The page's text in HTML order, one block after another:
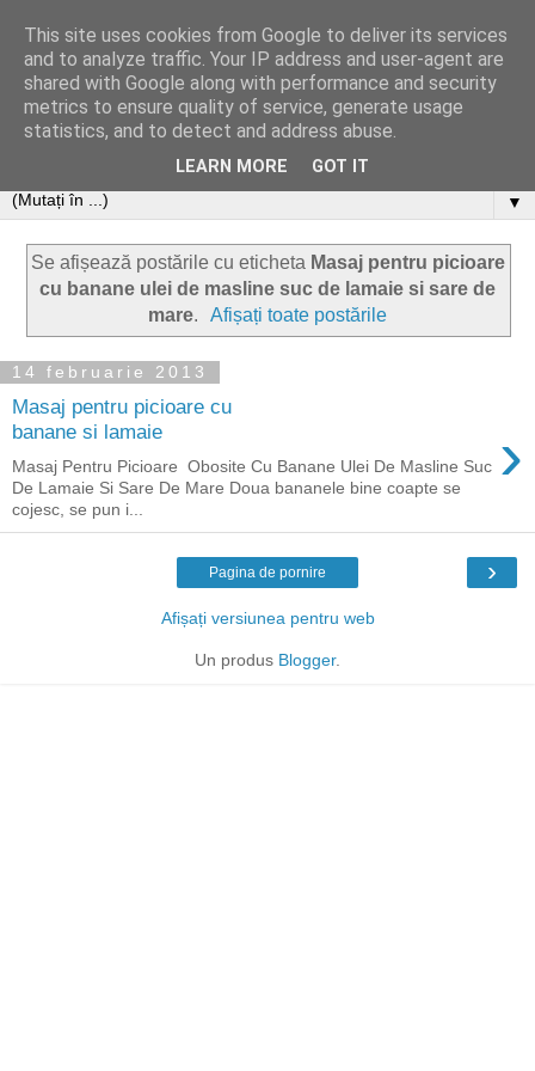
▼
Se afișează postările cu eticheta Masaj pentru picioare
cu banane ulei de masline suc de lamaie si sare de
mare. Afișați toate postările
14 februarie 2013
Masaj pentru picioare cu
banane si lamaie
›
Masaj Pentru Picioare Obosite Cu Banane Ulei De Masline Suc
De Lamaie Si Sare De Mare Doua bananele bine coapte se
cojesc, se pun i...
›
Pagina de pornire
Afișați versiunea pentru web
Un produs Blogger.
This site uses cookies from Google to deliver its services
and to analyze traffic. Your IP address and user-agent are
shared with Google along with performance and security
metrics to ensure quality of service, generate usage
statistics, and to detect and address abuse.
LEARN MORE GOT IT